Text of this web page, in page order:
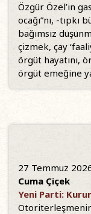
Özgür Özel’in
ocağı”nı, -
bağımsız
çizmek, çay
örgüt hayatını,
örgüt emeğine
27 Temmuz
Cuma Çiçek
Yeni Parti: